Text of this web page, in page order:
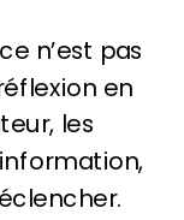
n’est pas
en
les